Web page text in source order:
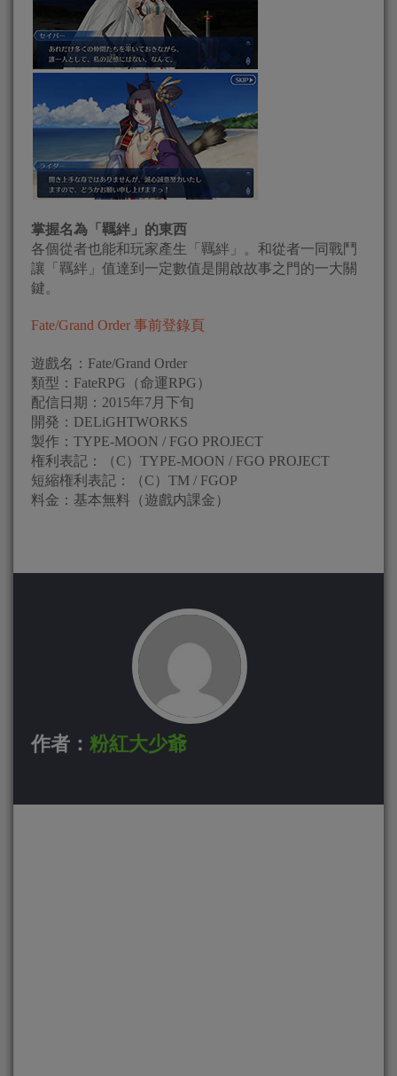
掌握名為「羈絆」的東西
各個從者也能和玩家產生「羈絆」。和從者一同戰鬥
讓「羈絆」值達到一定數值是開啟故事之門的一大關
鍵。
Fate/Grand Order 事前登錄頁
遊戲名：Fate/Grand Order
類型：FateRPG（命運RPG）
配信日期：2015年7月下旬
開発：DELiGHTWORKS
製作：TYPE-MOON / FGO PROJECT
権利表記：（C）TYPE-MOON / FGO PROJECT
短縮権利表記：（C）TM / FGOP
料金：基本無料（遊戲内課金）
作者： 粉紅大少爺